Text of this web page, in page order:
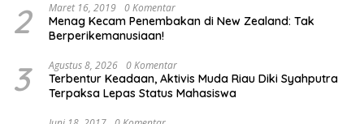
2 Maret 16, 2019 0 Komentar
Menag Kecam Penembakan di New Zealand: Tak
Berperikemanusiaan!
3 Agustus 8, 2026 0 Komentar
Terbentur Keadaan, Aktivis Muda Riau Diki Syahputra
Terpaksa Lepas Status Mahasiswa